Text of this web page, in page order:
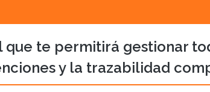
te permitirá gestionar
y la trazabilidad